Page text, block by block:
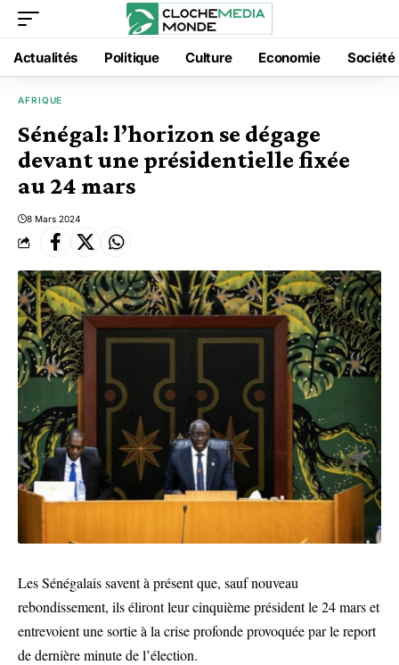
Actualités Politique Culture Economie Société
AFRIQUE
Sénégal: l’horizon se dégage
devant une présidentielle fixée
au 24 mars
8 Mars 2024
Les Sénégalais savent à présent que, sauf nouveau
rebondissement, ils éliront leur cinquième président le 24 mars et
entrevoient une sortie à la crise profonde provoquée par le report
de dernière minute de l’élection.